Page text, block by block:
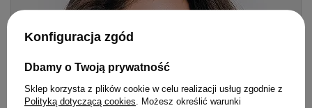
Konfiguracja zgód
Dbamy o Twoją prywatność
Sklep korzysta z plików cookie w celu realizacji usług zgodnie z
Polityką dotyczącą cookies. Możesz określić warunki